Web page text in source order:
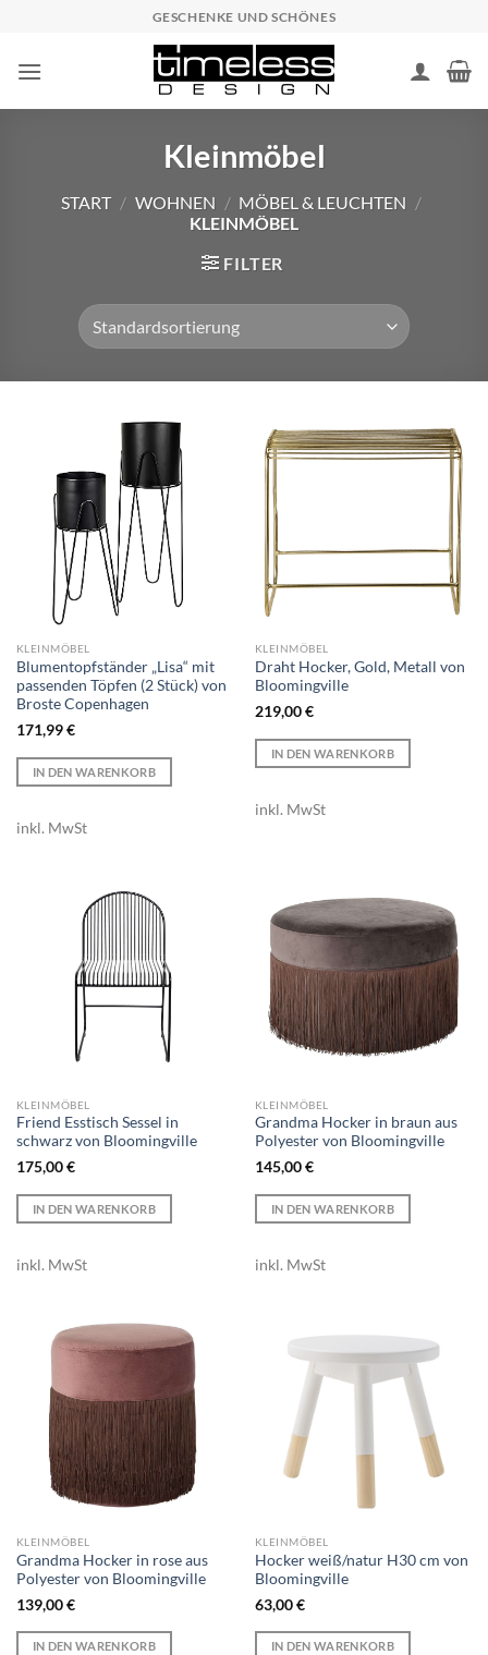
springen
GESCHENKE UND SCHÖNES
Kleinmöbel
START / WOHNEN / MÖBEL & LEUCHTEN /
KLEINMÖBEL
FILTER
KLEINMÖBEL
Blumentopfständer „Lisa“ mit
passenden Töpfen (2 Stück) von
Broste Copenhagen
171,99€
IN DEN WARENKORB
inkl. MwSt
KLEINMÖBEL
Draht Hocker, Gold, Metall von
Bloomingville
219,00€
IN DEN WARENKORB
inkl. MwSt
KLEINMÖBEL
Friend Esstisch Sessel in
schwarz von Bloomingville
175,00€
IN DEN WARENKORB
inkl. MwSt
KLEINMÖBEL
Grandma Hocker in braun aus
Polyester von Bloomingville
145,00€
IN DEN WARENKORB
inkl. MwSt
KLEINMÖBEL
Grandma Hocker in rose aus
Polyester von Bloomingville
139,00€
IN DEN WARENKORB
KLEINMÖBEL
Hocker weiß/natur H30 cm von
Bloomingville
63,00€
IN DEN WARENKORB